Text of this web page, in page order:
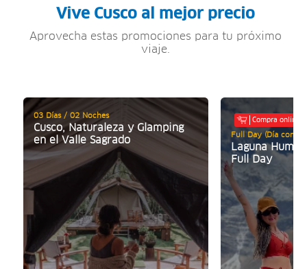
Vive Cusco al mejor precio
Aprovecha estas promociones para tu próximo
viaje.
03 Días / 02 Noches
Cusco, Naturaleza y Glamping
en el Valle Sagrado
Compra online
Full Day (Día
Laguna
Full Day